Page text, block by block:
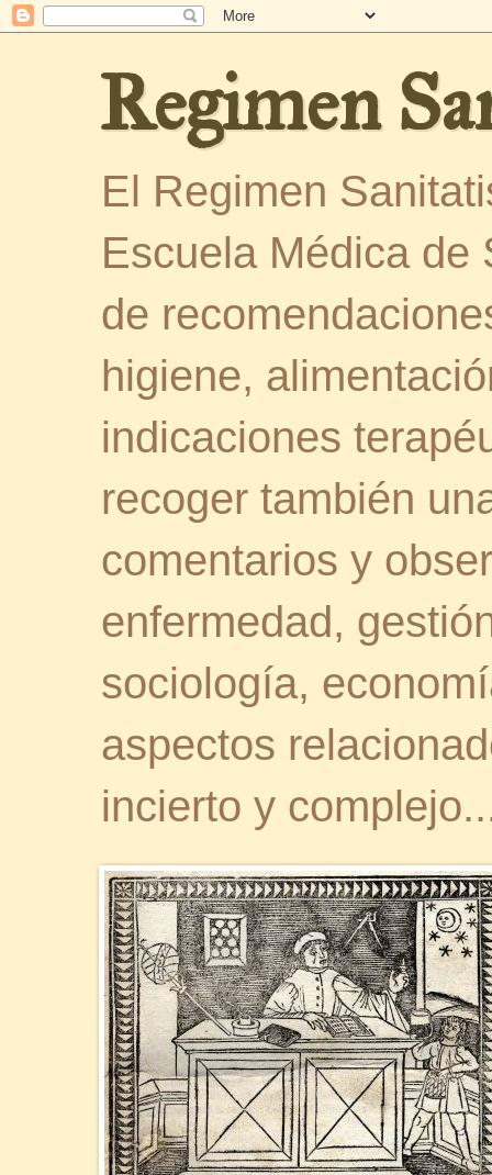
Regimen
El Regimen
Escuela Médica de
de
higiene,
indicaciones
recoger también
comentarios y
enfermedad,
sociología,
aspectos
incierto y